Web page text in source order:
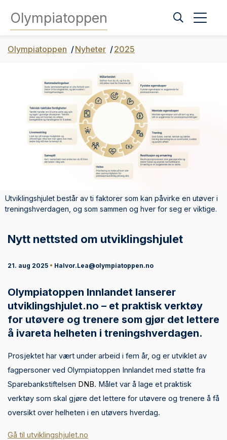
Olympiatoppen
Utviklingshjulet består av ti faktorer som kan påvirke en utøver i
treningshverdagen, og som sammen og hver for seg er viktige.
Olympiatoppen Nyheter 2025
Nytt nettsted om utviklingshjulet
21. aug 2025 • Halvor.Lea@olympiatoppen.no
Olympiatoppen Innlandet lanserer
utviklingshjulet.no – et praktisk verktøy
for utøvere og trenere som gjør det lettere
å ivareta helheten i treningshverdagen.
Prosjektet har vært under arbeid i fem år, og er utviklet av
fagpersoner ved Olympiatoppen Innlandet med støtte fra
Sparebankstiftelsen DNB. Målet var å lage et praktisk
verktøy som skal gjøre det lettere for utøvere og trenere å få
oversikt over helheten i en utøvers hverdag.
Gå til utviklingshjulet.no